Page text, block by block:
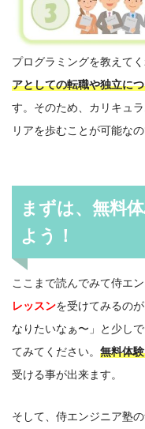
プログラミングを教えて
アとしての転職や独立に
す。そのため、カリキュ
リアを歩むことが可能なの
まずは、無料
よう！
ここまで読んでみて侍エ
レッスンを受けてみるの
なりたいなぁ〜」と少し
てみてください。 無料体
受ける事が出来ます。
そして、侍エンジニア塾